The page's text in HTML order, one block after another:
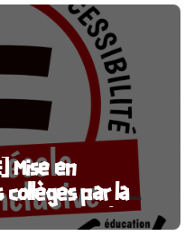
Mise en
collèges par la
financer le